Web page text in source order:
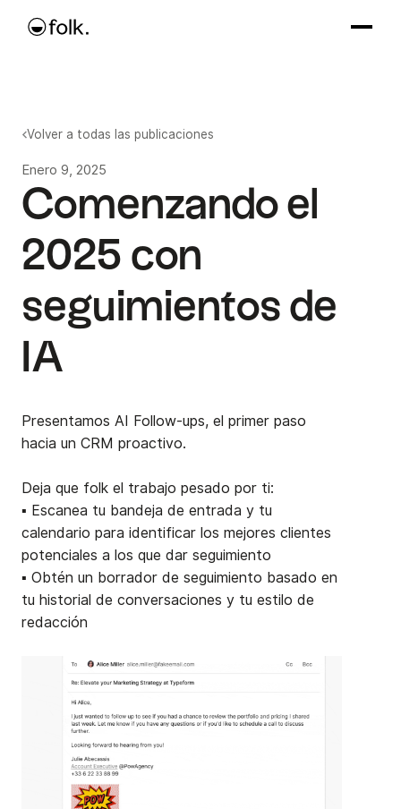
Volver a todas las publicaciones
Enero 9, 2025
Comenzando el
2025 con
seguimientos de
IA
Presentamos AI Follow-ups, el primer paso
hacia un CRM proactivo.
Deja que folk el trabajo pesado por ti:
▪️ Escanea tu bandeja de entrada y tu
calendario para identificar los mejores clientes
potenciales a los que dar seguimiento
▪️ Obtén un borrador de seguimiento basado en
tu historial de conversaciones y tu estilo de
redacción